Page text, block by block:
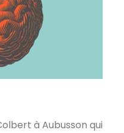
à Aubusson qui